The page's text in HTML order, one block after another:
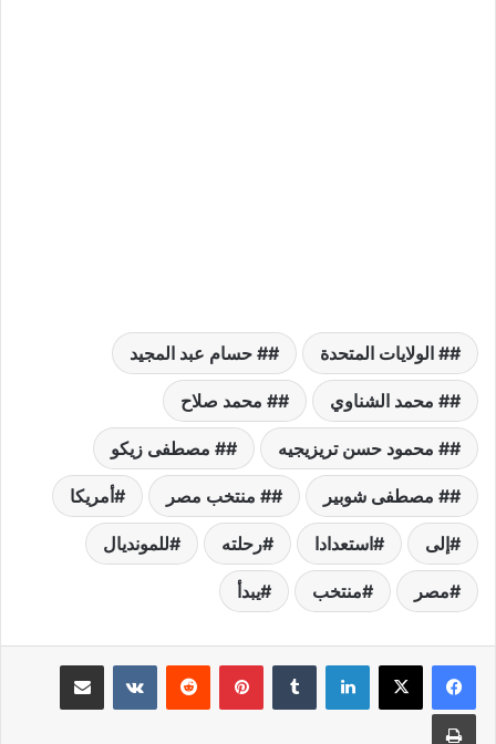
# الولايات المتحدة # حسام عبد المجيد
# محمد الشناوي # محمد صلاح
# محمود حسن تريزيجيه # مصطفى زيكو
# مصطفى شوبير # منتخب مصر أمريكا
إلى استعدادا رحلته للمونديال
مصر منتخب يبدأ
لينكدإن بينتيريست مشاركة عبر البريد
طباعة